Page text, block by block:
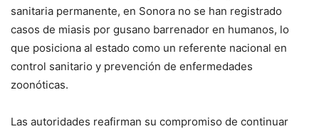
sanitaria permanente, en Sonora no se han registrado
casos de miasis por gusano barrenador en humanos, lo
que posiciona al estado como un referente nacional en
control sanitario y prevención de enfermedades
zoonóticas.
Las autoridades reafirman su compromiso de continuar